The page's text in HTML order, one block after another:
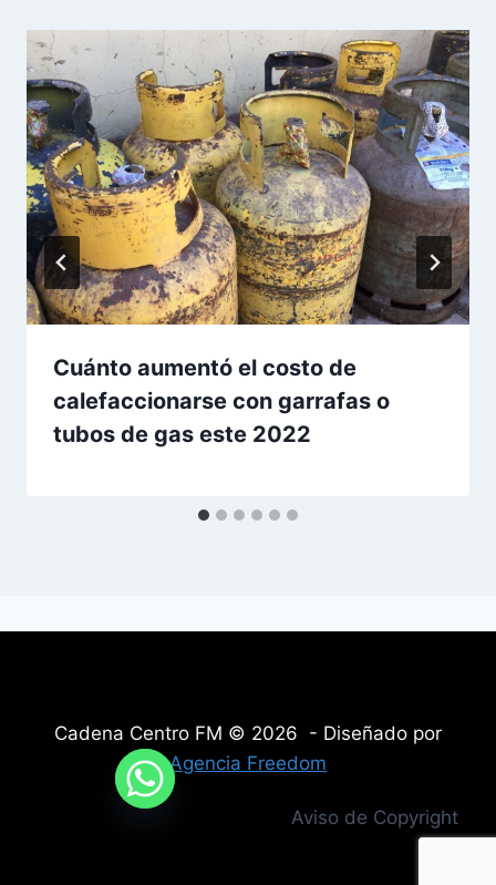
Cuánto aumentó el costo de
calefaccionarse con garrafas o
tubos de gas este 2022
Cadena Centro FM © 2026 - Diseñado por
Agencia Freedom
Aviso de Copyright